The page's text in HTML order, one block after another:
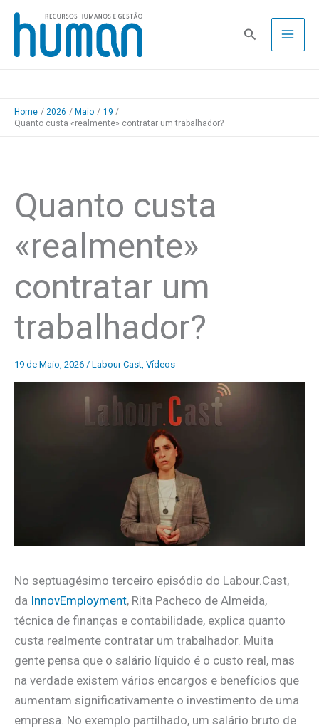
Skip
content
Pesquisa
Home 2026 Maio
19
Quanto custa «realmente» contratar um trabalhador?
Quanto custa
«realmente»
contratar um
trabalhador?
19 de Maio, 2026 / Labour Cast Vídeos
No septuagésimo terceiro episódio do Labour.Cast,
da InnovEmployment, Rita Pacheco de Almeida,
técnica de finanças e contabilidade, explica quanto
custa realmente contratar um trabalhador. Muita
gente pensa que o salário líquido é o custo real, mas
na verdade existem vários encargos e benefícios que
aumentam significativamente o investimento de uma
empresa. No exemplo partilhado, um salário bruto de